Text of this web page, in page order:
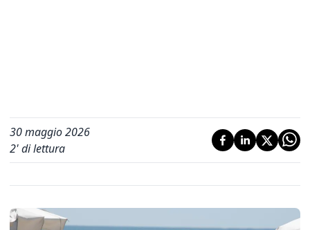
30 maggio 2026
2' di lettura